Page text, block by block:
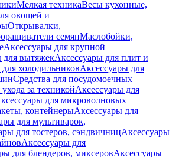
Мелкая техникаВесы кухонные,
овощей и
Открывалки,
семянМаслобойки,
Аксессуары для крупной
для вытяжекАксессуары для плит и
холодильниковАксессуары для
Средства для посудомоечных
за техникойАксессуары для
для микроволновых
контейнерыАксессуары для
для мультиварок,
для тостеров, сэндвичницАксессуары
Аксессуары для
для блендеров, миксеровАксессуары